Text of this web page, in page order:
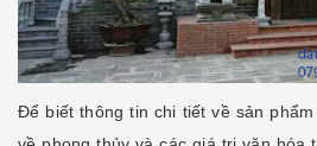
Để biết thông tin chi tiết về sản